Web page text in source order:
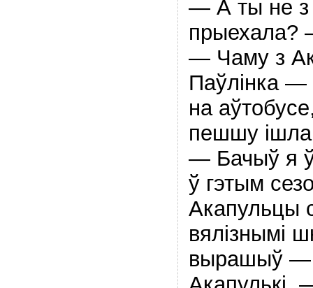
— А ты не з
прыехала?
— Чаму з
Паўлiнка —
на
пешшу
— Бачыў я
ў гэтым
Акапульцы
вялiзнымi
вырашыў —